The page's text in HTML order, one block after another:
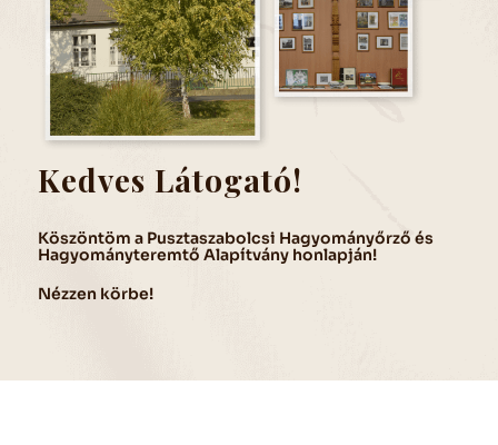
Kedves Látogató!
Köszöntöm a Pusztaszabolcsi Hagyományőrző és
Hagyományteremtő Alapítvány honlapján!
Nézzen körbe!